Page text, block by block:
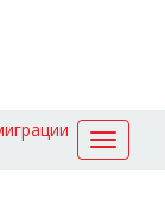
Toggle